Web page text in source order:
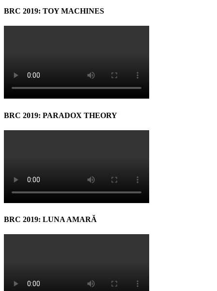
BRC 2019: TOY MACHINES
BRC 2019: PARADOX THEORY
BRC 2019: LUNA AMARĂ